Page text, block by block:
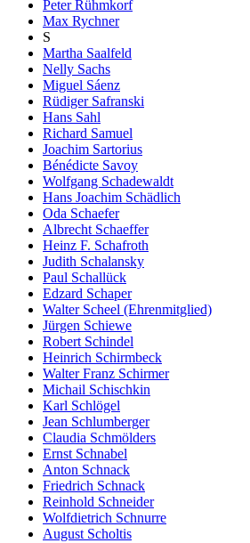
Peter Rühmkorf
Max Rychner
S
Martha Saalfeld
Nelly Sachs
Miguel Sáenz
Rüdiger Safranski
Hans Sahl
Richard Samuel
Joachim Sartorius
Bénédicte Savoy
Wolfgang Schadewaldt
Hans Joachim Schädlich
Oda Schaefer
Albrecht Schaeffer
Heinz F. Schafroth
Judith Schalansky
Paul Schallück
Edzard Schaper
Walter Scheel (Ehrenmitglied)
Jürgen Schiewe
Robert Schindel
Heinrich Schirmbeck
Walter Franz Schirmer
Michail Schischkin
Karl Schlögel
Jean Schlumberger
Claudia Schmölders
Ernst Schnabel
Anton Schnack
Friedrich Schnack
Reinhold Schneider
Wolfdietrich Schnurre
August Scholtis